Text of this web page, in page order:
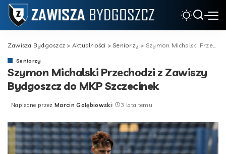
Zawisza Bydgoszcz > Aktualności >Seniorzy > Szymon Michalski Przechodzi z Zawiszy Bydgoszcz do MKP Szczecinek
Seniorzy
Szymon Michalski Przechodzi z Zawiszy
Bydgoszcz do MKP Szczecinek
Posted
Napisane przez Marcin Gołębiowski 3 lata temu